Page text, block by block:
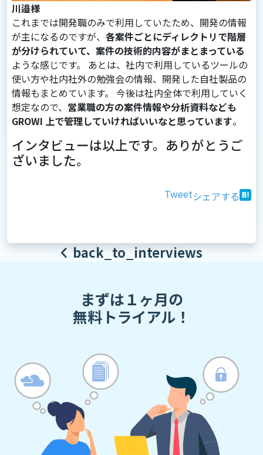
川邉様
これまでは開発職のみで利用していたため、開発の情報
が主になるのですが、 各案件ごとにディレクトリで階層
が分けられていて、案件の技術的内容がまとまっている
ような感じです。 あとは、社内で利用しているツールの
使い方や社内社外の勉強会の情報、開発した自社製品の
情報もまとめています。 今後は社内全体で利用していく
想定なので、 営業職の方の案件情報や分析資料なども
GROWI 上で管理していければいいなと思っています。
インタビューは以上です。ありがとうご
ざいました。
Tweetシェアする
back_to_interviews
まずは１ヶ月の
無料トライアル！